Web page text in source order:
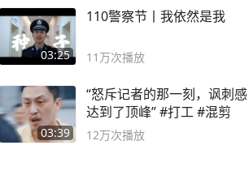
03:25
110警察节丨我依然是我
11万次播放
03:39
“怒斥记者的那一刻，讽刺感
达到了顶峰” #打工 #混剪
12万次播放